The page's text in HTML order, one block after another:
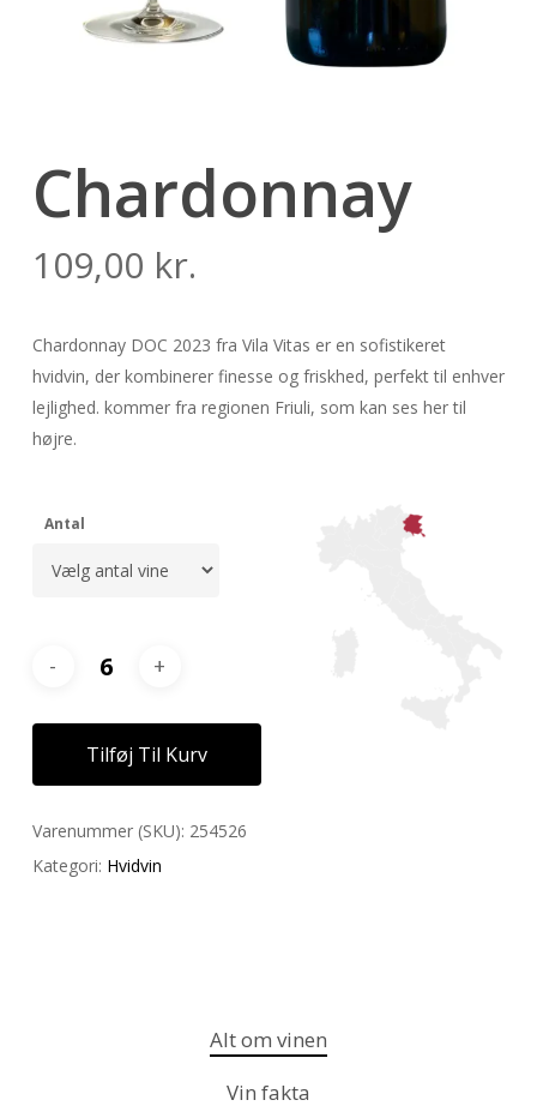
Chardonnay
109,00 kr.
Chardonnay DOC 2023 fra Vila Vitas er en sofistikeret
hvidvin, der kombinerer finesse og friskhed, perfekt til enhver
lejlighed. kommer fra regionen Friuli, som kan ses her til
højre.
Antal
Tilføj Til Kurv
Varenummer (SKU): 254526
Kategori: Hvidvin
Alt om vinen
Vin fakta